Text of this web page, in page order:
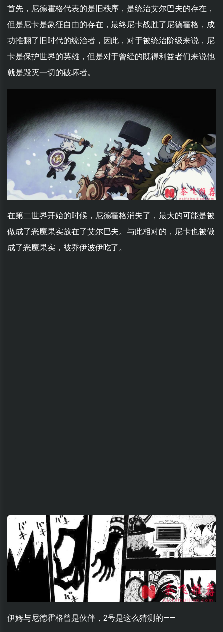
首先，尼德霍格代表的是旧秩序，是统治艾尔巴夫的存在，
但是尼卡是象征自由的存在，最终尼卡战胜了尼德霍格，成
功推翻了旧时代的统治者，因此，对于被统治阶级来说，尼
卡是保护世界的英雄，但是对于曾经的既得利益者们来说他
就是毁灭一切的破坏者。
在第二世界开始的时候，尼德霍格消失了，最大的可能是被
做成了恶魔果实放在了艾尔巴夫。与此相对的，尼卡也被做
成了恶魔果实，被乔伊波伊吃了。
伊姆与尼德霍格曾是伙伴，2号是这么猜测的——